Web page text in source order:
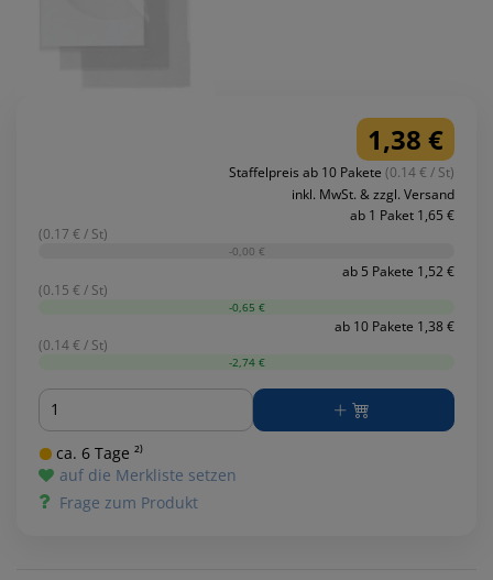
1,38 €
Staffelpreis ab 10 Pakete (0.14 € / St)
inkl. MwSt. & zzgl. Versand
ab 1 Paket 1,65 €
(0.17 € / St)
-0,00 €
ab 5 Pakete 1,52 €
(0.15 € / St)
-0,65 €
ab 10 Pakete 1,38 €
(0.14 € / St)
-2,74 €
Menge
ca. 6 Tage ²⁾
auf die Merkliste setzen
Frage zum Produkt